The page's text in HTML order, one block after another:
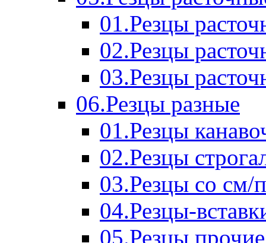
01.Резцы
02.Резцы
03.Резцы
06.Резцы разные
01.Резцы
02.Резцы
03.Резцы со см/
04.Резцы-
05.Резцы прочие